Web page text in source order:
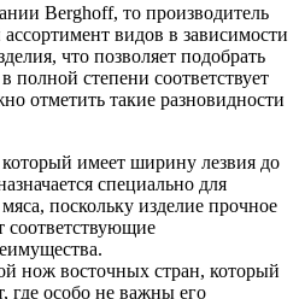
Berghoff, то производитель
видов в зависимости
что позволяет подобрать
полной степени соответствует
отметить такие разновидности
имеет ширину лезвия до
специально для
поскольку изделие прочное
соответствующие
нож восточных стран, который
где особо не важны его